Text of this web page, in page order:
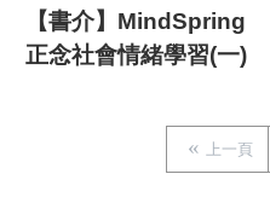
【書介】MindSpring
正念社會情緒學習(一)
上一頁